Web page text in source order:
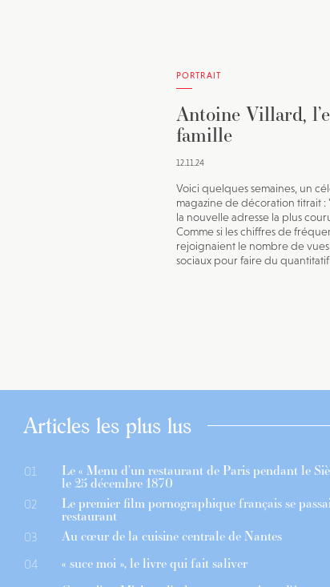
PORTRAIT
Antoine Villard,
famille
12.11.24
Voici quelques semaines, un
magazine de décoration titrait :
la nouvelle adresse la plus
Comme si les chiffres de
rejoignaient le nombre de vues
sociaux pour faire du quantitatif
Articles les plus lus
01 Le « Menu d’un restaurant de Paris pendant le
le 25 décembre 1870
02 Le premier film pornographique français se
restaurant
03 Au cœur de la cuisine centrale de Nantes
04 « suce moi », le livre qui fait saliver